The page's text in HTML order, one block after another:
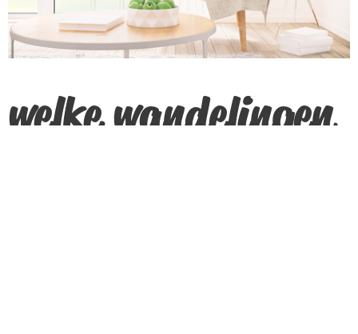
welke wandelingen